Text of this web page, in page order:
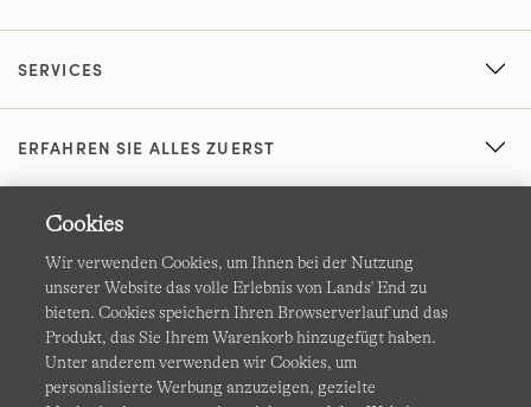
SERVICES
ERFAHREN SIE ALLES ZUERST
AGB Datenschutz & Sicherheit
Cookies Ich möchte auswählen Barrierefreiheit
Cookies
Wir verwenden Cookies, um Ihnen bei der Nutzung
unserer Website das volle Erlebnis von Lands' End zu
bieten. Cookies speichern Ihren Browserverlauf und das
Produkt, das Sie Ihrem Warenkorb hinzugefügt haben.
Unter anderem verwenden wir Cookies, um
personalisierte Werbung anzuzeigen, gezielte